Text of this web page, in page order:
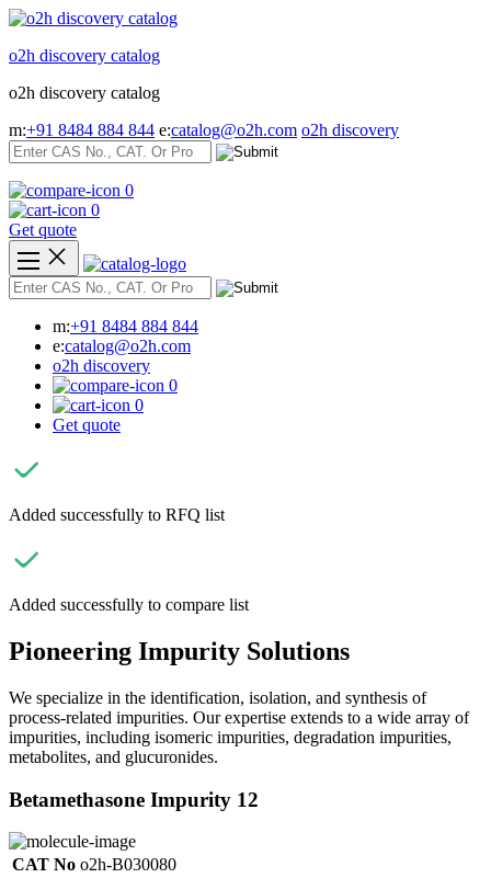
Skip
content
o2h discovery catalog
o2h discovery catalog
m:+91 8484 884 844 e:catalog@o2h.com o2h discovery
0
0
Get quote
m:+91 8484 884 844
e:catalog@o2h.com
o2h discovery
0
0
Get quote
Added successfully to RFQ list
Added successfully to compare list
Pioneering Impurity Solutions
We specialize in the identification, isolation, and synthesis of
process-related impurities. Our expertise extends to a wide array of
impurities, including isomeric impurities, degradation impurities,
metabolites, and glucuronides.
Betamethasone Impurity 12
CAT No o2h-B030080